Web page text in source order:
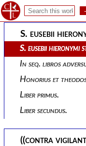
S. eusebii
S. eusebii
S. eusebii
In seq. libros
Honorius et
Liber primus.
Liber secundus.
((contra